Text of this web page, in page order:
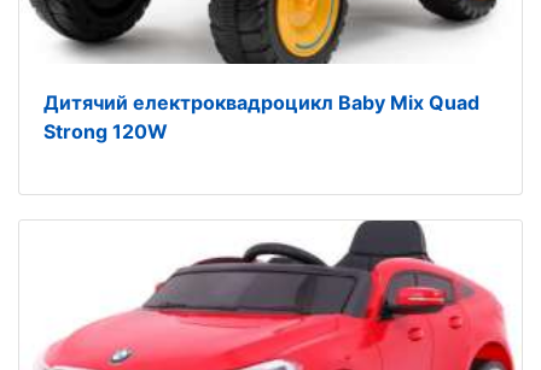
Дитячий електроквадроцикл Baby Mix Quad
Strong 120W